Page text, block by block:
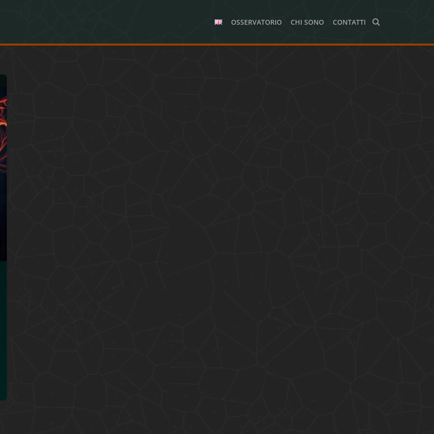
OSSERVATORIO CHI SONO CONTATTI